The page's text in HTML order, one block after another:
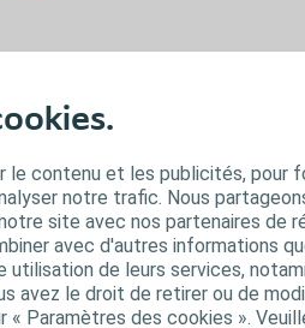
le contenu et les publicités, pour
notre trafic. Nous
site avec nos partenaires de
avec d'autres informations
de leurs services,
avez le droit de retirer ou de
Paramètres des cookies ».
une poche
versions selon